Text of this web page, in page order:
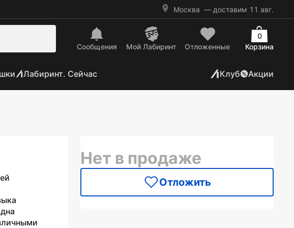
Москва — доставим 11 авг.
Сообщения Mой Лабиринт Отложенные Корзина
0
Лабиринт. Сейчас Клуб Акции
Нет в продаже
Отложить